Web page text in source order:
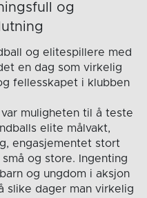
og
og elitespillere med
en dag som virkelig
fellesskapet i klubben
muligheten til å teste
elite målvakt,
engasjementet stort
og store. Ingenting
og ungdom i aksjon
slike dager man virkelig